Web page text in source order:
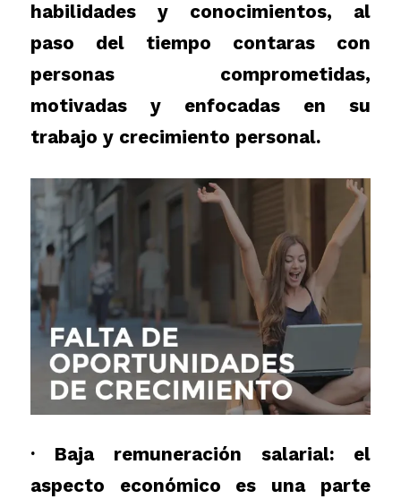
habilidades y conocimientos, al
paso del tiempo contaras con
personas comprometidas,
motivadas y enfocadas en su
trabajo y crecimiento personal.
· Baja remuneración salarial: el
aspecto económico es una parte